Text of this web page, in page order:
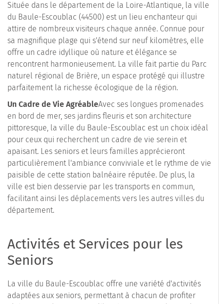
Située dans le département de la Loire-Atlantique, la ville
du Baule-Escoublac (44500) est un lieu enchanteur qui
attire de nombreux visiteurs chaque année. Connue pour
sa magnifique plage qui s'étend sur neuf kilomètres, elle
offre un cadre idyllique où nature et élégance se
rencontrent harmonieusement. La ville fait partie du Parc
naturel régional de Brière, un espace protégé qui illustre
parfaitement la richesse écologique de la région.
Un Cadre de Vie AgréableAvec ses longues promenades
en bord de mer, ses jardins fleuris et son architecture
pittoresque, la ville du Baule-Escoublac est un choix idéal
pour ceux qui recherchent un cadre de vie serein et
apaisant. Les seniors et leurs familles apprécieront
particulièrement l'ambiance conviviale et le rythme de vie
paisible de cette station balnéaire réputée. De plus, la
ville est bien desservie par les transports en commun,
facilitant ainsi les déplacements vers les autres villes du
département.
Activités et Services pour les
Seniors
La ville du Baule-Escoublac offre une variété d'activités
adaptées aux seniors, permettant à chacun de profiter